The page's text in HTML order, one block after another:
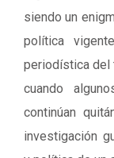
siendo un
política
periodística del
cuando
continúan
investigación